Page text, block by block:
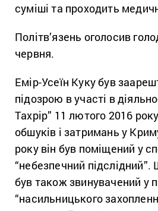
суміші та проходить
Політв’язень оголосив
червня.
Емір-Усеїн Куку був
підозрою в участі в
Тахрір” 11 лютого 2016
обшуків і затримань у
року він був поміщений у
“небезпечний
був також звинувачений у
“насильницького